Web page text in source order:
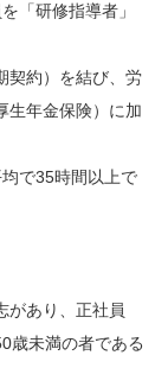
「研修指導者」
契約）を結び、労
生年金保険）に加
で35時間以上で
があり、正社員
歳未満の者である